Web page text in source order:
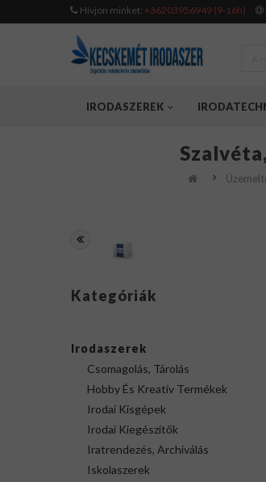
Hívjon minket: +36203956949 (9-16h)
IRODASZEREK
Kategóriák
Irodaszerek
Csomagolás, Tárolás
Hobby És Kreatív Termékek
Irodai Kisgépek
Irodai Kiegészítők
Iratrendezés, Archiválás
Iskolaszerek